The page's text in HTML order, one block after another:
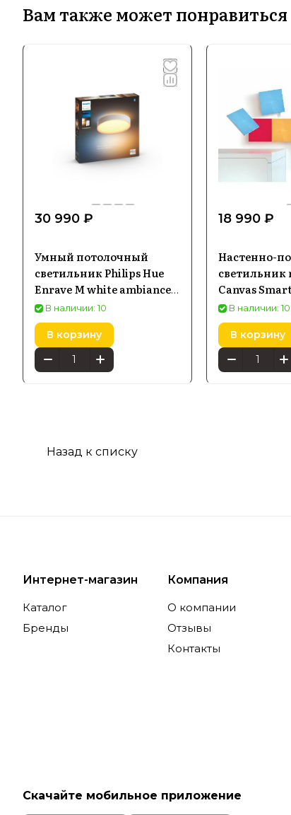
Вам также может понравиться
30 990 ₽
Умный потолочный
светильник Philips Hue
Enrave M white ambiance
белый (915005996601)
В наличии: 10
В корзину
18 990 ₽
Настенно-
светильник
Canvas
0002SW-9PK
В наличии: 10
В корзину
Назад к списку
Интернет-магазин
Каталог
Бренды
Компания
О компании
Отзывы
Контакты
Скачайте мобильное приложение